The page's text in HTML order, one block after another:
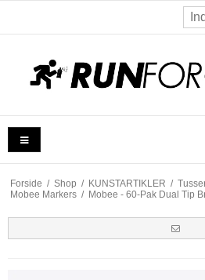
Forside / Shop / KUNSTARTIKLER /
Mobee Markers / Mobee - 60-Pak Dual Tip